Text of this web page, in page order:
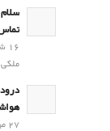
ملکی
27 مرداد 1404 - 11:19 ب.ظ توسط اردشیر